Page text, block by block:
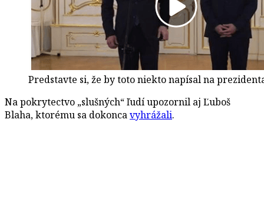
Predstavte si, že by toto niekto napísal na
Na pokrytectvo „slušných“ ľudí upozornil aj Ľuboš
Blaha, ktorému sa dokoncavyhrážali.